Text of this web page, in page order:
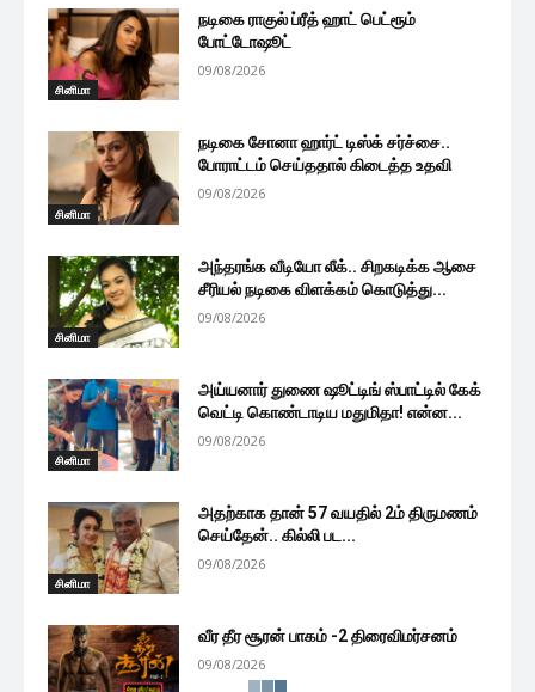
சினிமா
நடிகை ராகுல் ப்ரீத் ஹாட் பெட்ரூம்
போட்டோஷூட்
09/08/2026
சினிமா
நடிகை சோனா ஹார்ட் டிஸ்க் சர்ச்சை..
போராட்டம் செய்ததால் கிடைத்த உதவி
09/08/2026
சினிமா
அந்தரங்க வீடியோ லீக்.. சிறகடிக்க ஆசை
சீரியல் நடிகை விளக்கம் கொடுத்து...
09/08/2026
சினிமா
அய்யனார் துணை ஷூட்டிங் ஸ்பாட்டில் கேக்
வெட்டி கொண்டாடிய மதுமிதா! என்ன...
09/08/2026
சினிமா
அதற்காக தான் 57 வயதில் 2ம் திருமணம்
செய்தேன்.. கில்லி பட...
09/08/2026
வீர தீர சூரன் பாகம் -2 திரைவிமர்சனம்
09/08/2026